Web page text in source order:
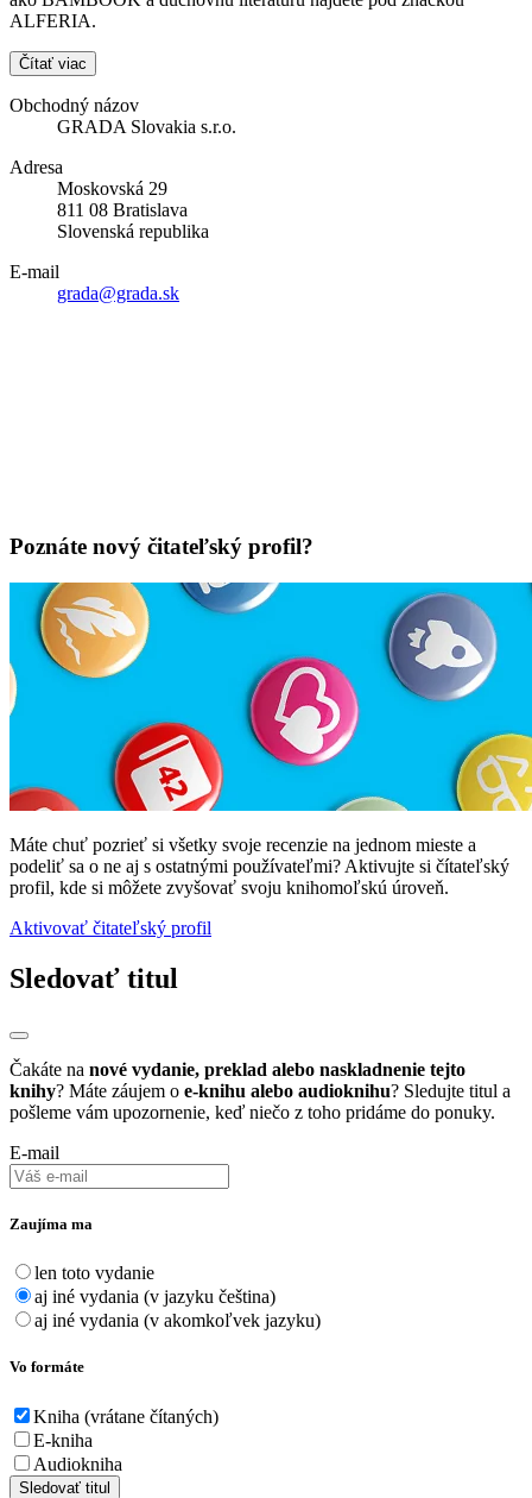
ALFERIA.
Čítať viac
Obchodný názov
GRADA Slovakia s.r.o.
Adresa
Moskovská 29
811 08 Bratislava
Slovenská republika
E-mail
grada@grada.sk
Poznáte nový čitateľský profil?
Máte chuť pozrieť si všetky svoje recenzie na jednom mieste a
podeliť sa o ne aj s ostatnými používateľmi? Aktivujte si čítateľský
profil, kde si môžete zvyšovať svoju knihomoľskú úroveň.
Aktivovať čitateľský profil
Sledovať titul
Čakáte na nové vydanie, preklad alebo naskladnenie tejto
knihy? Máte záujem o e-knihu alebo audioknihu? Sledujte titul a
pošleme vám upozornenie, keď niečo z toho pridáme do ponuky.
E-mail
Zaujíma ma
len toto vydanie
aj iné vydania (v jazyku čeština)
aj iné vydania (v akomkoľvek jazyku)
Vo formáte
Kniha (vrátane čítaných)
E-kniha
Audiokniha
Sledovať titul